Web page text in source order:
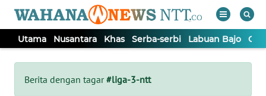
Utama Nusantara Khas Serba-serbi Labuan Bajo
Berita dengan tagar#liga-3-ntt
Tutup